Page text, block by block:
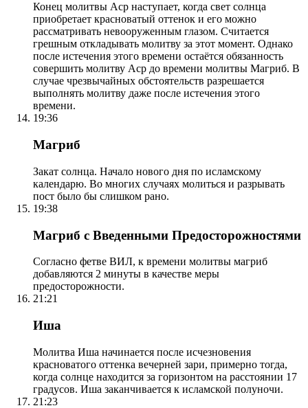
Конец молитвы Аср наступает, когда свет солнца
приобретает красноватый оттенок и его можно
рассматривать невооруженным глазом. Считается
грешным откладывать молитву за этот момент. Однако
после истечения этого времени остаётся обязанность
совершить молитву Аср до времени молитвы Магриб. В
случае чрезвычайных обстоятельств разрешается
выполнять молитву даже после истечения этого
времени.
19:36
Магриб
Закат солнца. Начало нового дня по исламскому
календарю. Во многих случаях молиться и разрывать
пост было бы слишком рано.
19:38
Магриб с Введенными Предосторожностями
Согласно фетве ВИЛ, к времени молитвы магриб
добавляются 2 минуты в качестве меры
предосторожности.
21:21
Иша
Молитва Иша начинается после исчезновения
красноватого оттенка вечерней зари, примерно тогда,
когда солнце находится за горизонтом на расстоянии 17
градусов. Иша заканчивается к исламской полуночи.
21:23